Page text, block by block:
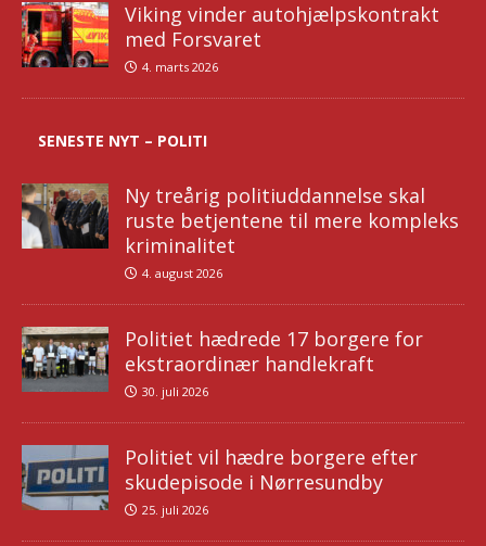
Viking vinder autohjælpskontrakt
med Forsvaret
4. marts 2026
SENESTE NYT – POLITI
Ny treårig politiuddannelse skal
ruste betjentene til mere kompleks
kriminalitet
4. august 2026
Politiet hædrede 17 borgere for
ekstraordinær handlekraft
30. juli 2026
Politiet vil hædre borgere efter
skudepisode i Nørresundby
25. juli 2026